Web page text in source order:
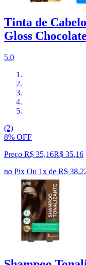
Tinta de
Gloss
5.0
(2)
8% OFF
Preço R$ 35,16R$ 35,16
no Pix Ou 1x de R$